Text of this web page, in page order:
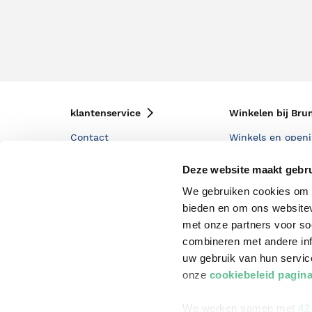
Deze website maakt
We gebruiken cookies
bieden en om ons
met onze partners voor
combineren met andere
uw gebruik van hun
onze cookiebeleid pagina
We werken samen met
klantenservice
Contact
Annuleren & Retourneren
Zakelijk boeken bestellen
Winkelen bij
Winkels en
Cadeaukaarten
Cadeauboxen
Staatsloterij
ING